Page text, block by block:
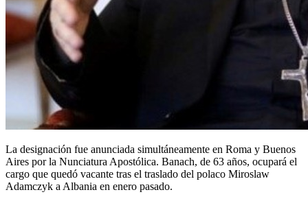
La designación fue anunciada simultáneamente en Roma y Buenos
Aires por la Nunciatura Apostólica. Banach, de 63 años, ocupará el
cargo que quedó vacante tras el traslado del polaco Miroslaw
Adamczyk a Albania en enero pasado.